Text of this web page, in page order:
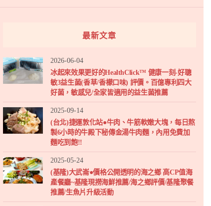
最新文章
2026-06-04
冰起來效果更好的HealthClick™ 健康一刻-好聰
敏3益生菌(香草/香檬口味) 評價。百億專利四大
好菌，敏感兒/全家皆適用的益生菌推薦
2025-09-14
(台北)捷運敦化站●牛肉、牛筋軟嫩大塊，每日熬
製6小時的牛殿下秘傳金湯牛肉麵，內用免費加
麵吃到飽!!
2025-05-24
(基隆)大武崙●價格公開透明的海之鄉 高CP值海
產餐廳~基隆現撈海鮮推薦/海之鄉評價/基隆聚餐
推薦/生魚片升級活動